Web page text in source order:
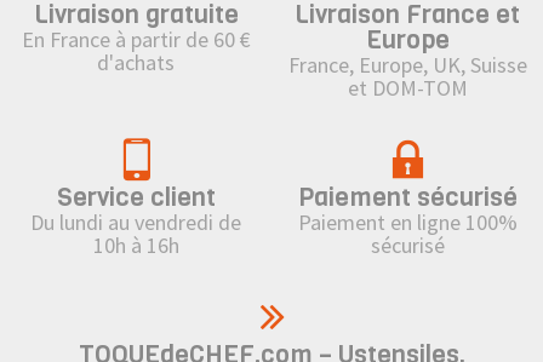
Livraison gratuite
En France à partir de 60 €
d'achats
Livraison France et
Europe
France, Europe, UK, Suisse
et DOM-TOM
Service client
Du lundi au vendredi de
10h à 16h
Paiement sécurisé
Paiement en ligne 100%
sécurisé
TOQUEdeCHEF.com – Ustensiles,